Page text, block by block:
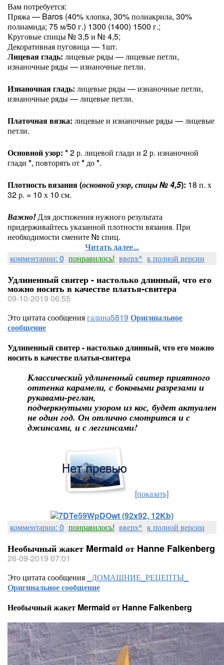
Вам потребуется:
Пряжа — Baros (40% хлопка, 30% полиакрила, 30%
полиамида; 75 м/50 г.) 1300 (1400) 1500 г.;
Круговые спицы № 3,5 и № 4,5;
Декоративная пуговица — 1шт.
Лицевая гладь: лицевые ряды — лицевые петли,
изнаночные ряды — изнаночные петли.
Изнаночная гладь: лицевые ряды — изнаночные петли,
изнаночные ряды — лицевые петли.
Платочная вязка: лицевые и изнаночные ряды — лицевые
петли.
Основной узор: *2 р. лицевой глади и 2 р. изнаночной
глади *, повторять от*до*.
Плотность вязания (основной узор, спицы № 4,5): 18 п. х
32 р. = 10 х 10 см.
Важно!Для достижения нужного результата
придерживайтесь указанной плотности вязания. При
необходимости смените № спиц.
Читать далее...
комментарии: 0 понравилось! вверх^ к полной версии
Удлиненный свитер - настолько длинный, что его
можно носить в качестве платья-свитера
09-10-2019 06:55
Это цитата сообщениягалина5819 Оригинальное
сообщение
Удлиненный свитер - настолько длинный, что его можно
носить в качестве платья-свитера
Классический удлиненный свитер приятного
оттенка карамели, с боковыми разрезами и
рукавами-реглан,
подчеркнутыми узором из кос, будет актуален
не один год. Он отлично смотрится и с
джинсами, и с леггинсами!
[показать]
комментарии: 0 понравилось! вверх^ к полной версии
Необычный жакет Mermaid от Hanne Falkenberg
26-09-2019 07:01
Это цитата сообщения _ДОМАШНИЕ_РЕЦЕПТЫ_
Оригинальное сообщение
Необычный жакет Mermaid от Hanne Falkenberg